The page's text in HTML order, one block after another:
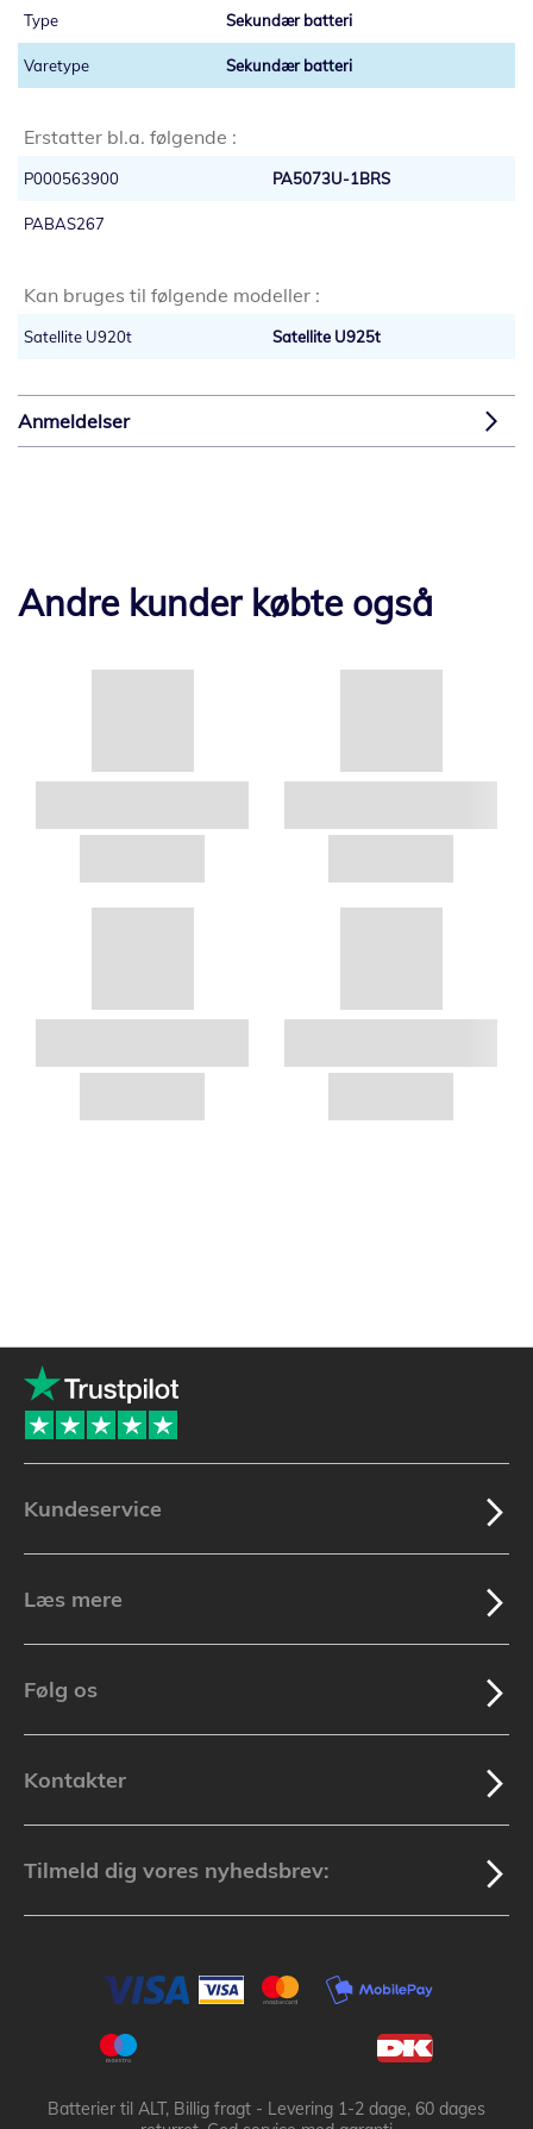
Sekundær batteri
Sekundær batteri
Erstatter bl.a. følgende :
P000563900 PA5073U-1BRS
PABAS267
Kan bruges til følgende modeller :
Satellite U920t Satellite U925t
Anmeldelser
Andre kunder købte også
Kundeservice
Læs mere
Følg os
Kontakter
Tilmeld dig vores nyhedsbrev:
Batterier til ALT, Billig fragt - Levering 1-2 dage, 60 dages